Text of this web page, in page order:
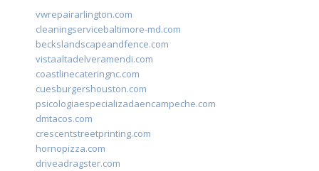
vwrepairarlington.com
cleaningservicebaltimore-md.com
beckslandscapeandfence.com
vistaaltadelveramendi.com
coastlinecateringnc.com
cuesburgershouston.com
psicologiaespecializadaencampeche.com
dmtacos.com
crescentstreetprinting.com
hornopizza.com
driveadragster.com